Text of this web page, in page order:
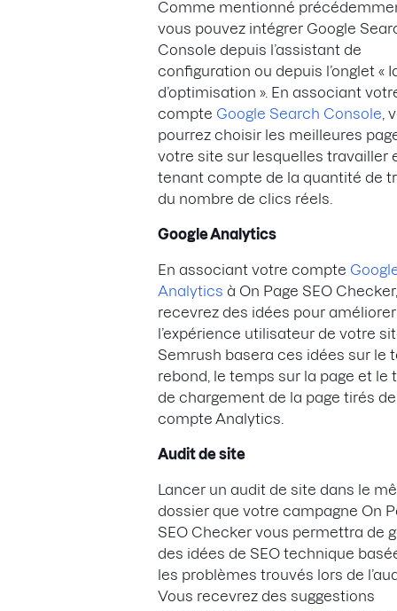
Comme mentionné
vous pouvez intégrer Google
Console depuis l’assistant de
configuration ou depuis l’onglet «
d’optimisation ». En associant
compte Google Search Console ,
pourrez choisir les meilleures
votre site sur lesquelles travailler
tenant compte de la quantité de
du nombre de clics réels.
Google Analytics
En associant votre compte
Analytics à On Page SEO
recevrez des idées pour améliorer
l’expérience utilisateur de votre
Semrush basera ces idées sur le
rebond, le temps sur la page et le
de chargement de la page tirés
compte Analytics.
Audit de site
Lancer un audit de site dans le
dossier que votre campagne On
SEO Checker vous permettra de
des idées de SEO technique
les problèmes trouvés lors de
Vous recevrez des suggestions